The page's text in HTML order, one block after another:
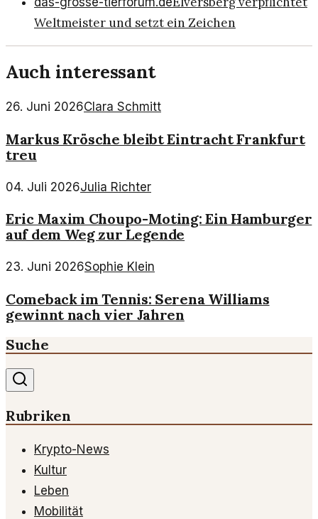
Weltmeister und setzt ein Zeichen
Auch interessant
26. Juni 2026Clara Schmitt
Markus Krösche bleibt Eintracht Frankfurt
treu
04. Juli 2026Julia Richter
Eric Maxim Choupo-Moting: Ein Hamburger
auf dem Weg zur Legende
23. Juni 2026Sophie Klein
Comeback im Tennis: Serena Williams
gewinnt nach vier Jahren
Suche
Rubriken
Krypto-News
Kultur
Leben
Mobilität